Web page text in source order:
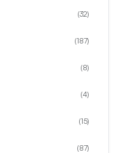
(32)
(187)
(8)
(4)
(15)
(87)